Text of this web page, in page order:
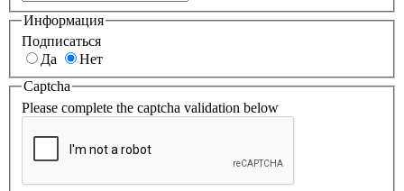
Информация
Подписаться
Да
Нет
Captcha
Please complete the captcha validation below